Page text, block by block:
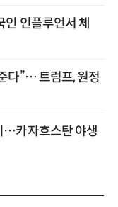
인플루언서 체
다”… 트럼프, 원정
…카자흐스탄 야생